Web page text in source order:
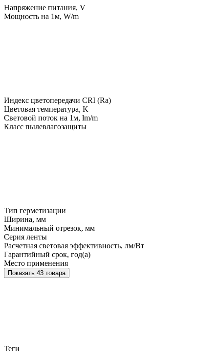
Напряжение питания, V
Мощность на 1м, W/m
Индекс цветопередачи CRI (Ra)
Цветовая температура, K
Световой поток на 1м, lm/m
Класс пылевлагозащиты
Тип герметизации
Ширина, мм
Минимальный отрезок, мм
Серия ленты
Расчетная световая эффективность, лм/Вт
Гарантийный срок, год(а)
Место применения
Показать 43 товара
Теги